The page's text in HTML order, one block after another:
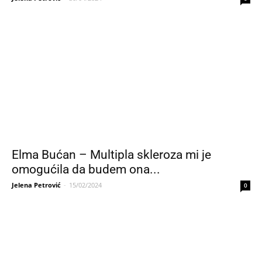
Elma Bućan – Multipla skleroza mi je
omogućila da budem ona...
Jelena Petrović - 15/02/2024 0